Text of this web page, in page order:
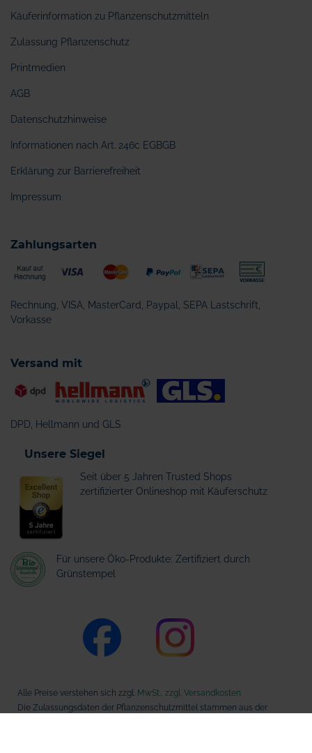
Käuferinformation zu Pflanzenschutzmitteln
Zulassung Pflanzenschutz
Printmedien
AGB
Datenschutzhinweise
Informationen nach Art. 246c EGBGB
Erklärung zur Barrierefreiheit
Impressum
Zahlungsarten
Rechnung, VISA, MasterCard, Paypal, SEPA Lastschrift,
Vorkasse
Versand mit
DPD, Hellmann und GLS
Unsere Siegel
Seit über 5 Jahren Trusted Shops
zertifizierter Onlineshop mit Käuferschutz
Für unsere Öko-Produkte: Zertifiziert durch
Grünstempel
Alle Preise verstehen sich zzgl. MwSt., zzgl. Versandkosten
Die Zulassungsdaten der Pflanzenschutzmittel stammen aus der